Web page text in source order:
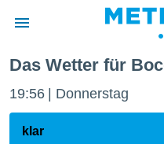
wurde
Das Wetter für
19:56 Donnerstag
klar